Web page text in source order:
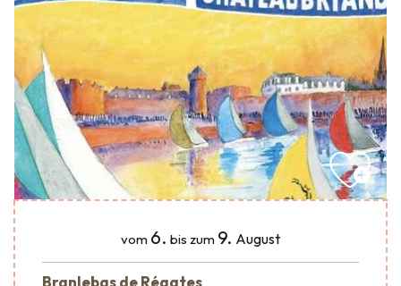
vom 6. bis zum 9. August
Branlebas de Régates